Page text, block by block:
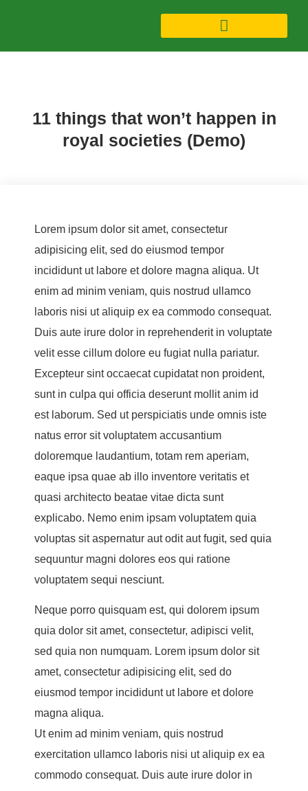
11 things that won’t happen in
royal societies (Demo)
Lorem ipsum dolor sit amet, consectetur
adipisicing elit, sed do eiusmod tempor
incididunt ut labore et dolore magna aliqua. Ut
enim ad minim veniam, quis nostrud ullamco
laboris nisi ut aliquip ex ea commodo consequat.
Duis aute irure dolor in reprehenderit in voluptate
velit esse cillum dolore eu fugiat nulla pariatur.
Excepteur sint occaecat cupidatat non proident,
sunt in culpa qui officia deserunt mollit anim id
est laborum. Sed ut perspiciatis unde omnis iste
natus error sit voluptatem accusantium
doloremque laudantium, totam rem aperiam,
eaque ipsa quae ab illo inventore veritatis et
quasi architecto beatae vitae dicta sunt
explicabo. Nemo enim ipsam voluptatem quia
voluptas sit aspernatur aut odit aut fugit, sed quia
sequuntur magni dolores eos qui ratione
voluptatem sequi nesciunt.
Neque porro quisquam est, qui dolorem ipsum
quia dolor sit amet, consectetur, adipisci velit,
sed quia non numquam. Lorem ipsum dolor sit
amet, consectetur adipisicing elit, sed do
eiusmod tempor incididunt ut labore et dolore
magna aliqua.
Ut enim ad minim veniam, quis nostrud
exercitation ullamco laboris nisi ut aliquip ex ea
commodo consequat. Duis aute irure dolor in